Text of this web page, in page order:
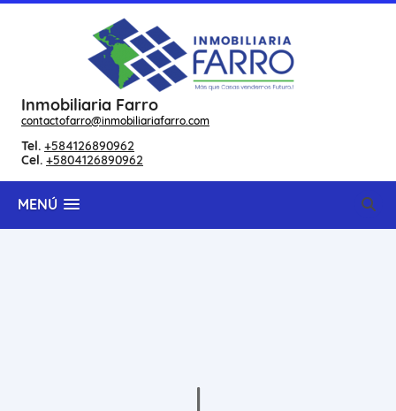
Inmobiliaria Farro
contactofarro@inmobiliariafarro.com
Tel. +584126890962
Cel. +5804126890962
MENÚ